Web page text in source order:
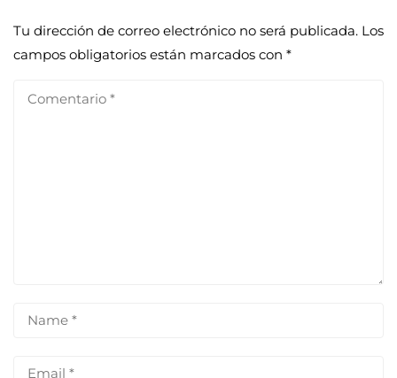
Tu dirección de correo electrónico no será publicada. Los
campos obligatorios están marcados con *